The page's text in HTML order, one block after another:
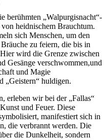
berühmten „Walpurgisnacht“-
heidnischem Brauchtum.
‍sich Menschen, um den
zu feiern,​ die ​bis in‍
wird die Grenze ⁤zwischen
​Gesänge verschwommen,und
und ‍Magie
„Geistern“ ⁣huldigen.
⁣erleben ⁤wir bei der‍ „Fallas“
und Feuer. Diese
manifestiert sich ⁣in⁣
die verbrannt⁣ werden. Die
die Dunkelheit, sondern